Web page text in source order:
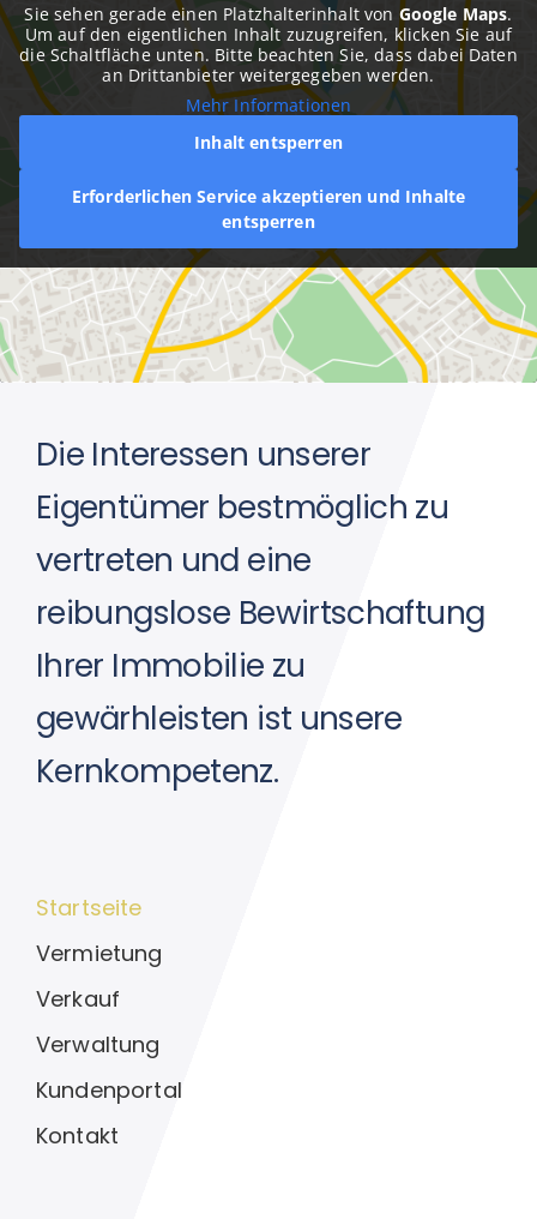
Sie sehen gerade einen Platzhalterinhalt von Google Maps.
Um auf den eigentlichen Inhalt zuzugreifen, klicken Sie auf
die Schaltfläche unten. Bitte beachten Sie, dass dabei Daten
an Drittanbieter weitergegeben werden.
Mehr Informationen
Inhalt entsperren
Erforderlichen Service akzeptieren und Inhalte
entsperren
Die Interessen unserer
Eigentümer bestmöglich zu
vertreten und eine
reibungslose Bewirtschaftung
Ihrer Immobilie zu
gewärhleisten ist unsere
Kernkompetenz.
Startseite
Vermietung
Verkauf
Verwaltung
Kundenportal
Kontakt